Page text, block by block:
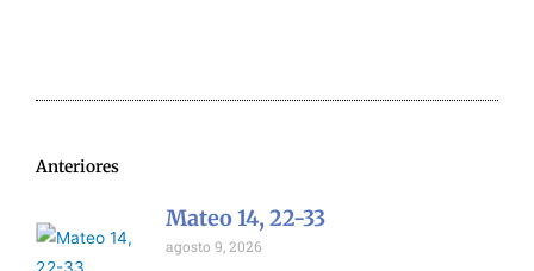
Anteriores
Mateo 14, 22-33
agosto 9, 2026